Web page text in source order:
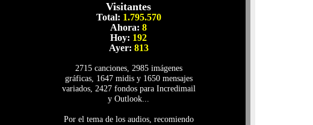
Visitantes
Total: 1.795.570
Ahora:8
Hoy: 192
Ayer: 813
2715 canciones, 2985 imágenes
gráficas, 1647 midis y 1650 mensajes
variados, 2427 fondos para Incredimail
y Outlook...
Por el tema de los audios, recomiendo